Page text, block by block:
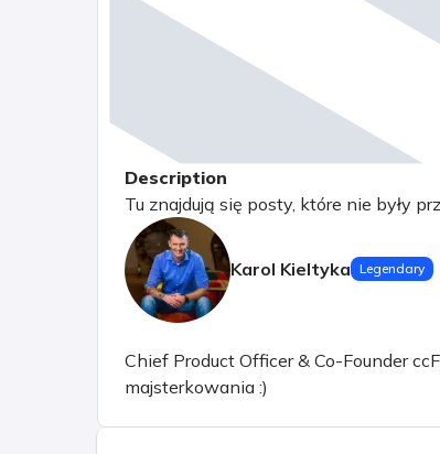
Description
Tu znajdują się posty, które nie były
Karol Kieltyka Legendary
Chief Product Officer & Co-Founder
majsterkowania :)